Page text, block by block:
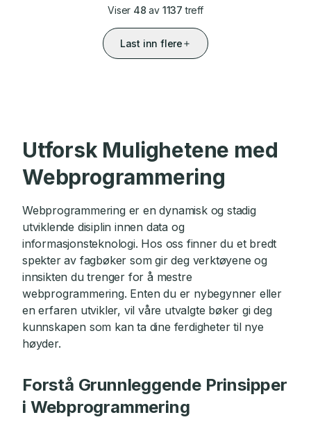
Viser 48 av 1137 treff
Last inn flere
Utforsk Mulighetene med
Webprogrammering
Webprogrammering er en dynamisk og stadig
utviklende disiplin innen data og
informasjonsteknologi. Hos oss finner du et bredt
spekter av fagbøker som gir deg verktøyene og
innsikten du trenger for å mestre
webprogrammering. Enten du er nybegynner eller
en erfaren utvikler, vil våre utvalgte bøker gi deg
kunnskapen som kan ta dine ferdigheter til nye
høyder.
Forstå Grunnleggende Prinsipper
i Webprogrammering